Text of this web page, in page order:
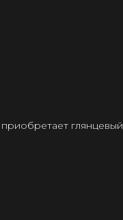
глянцевый